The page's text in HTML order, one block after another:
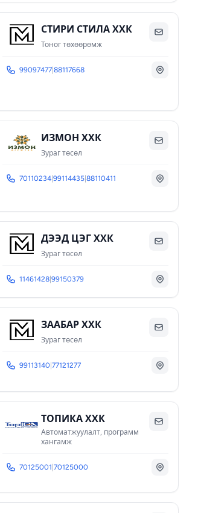
СТИРИ СТИЛА ХХК
Тоног төхөөрөмж
99097477| 88117668
ИЗМОН ХХК
Зураг төсөл
70110234| 99114435| 88110411
ДЭЭД ЦЭГ ХХК
Зураг төсөл
11461428| 99150379
ЗААБАР ХХК
Зураг төсөл
99113140 77121277
ТОПИКА ХХК
Автоматжуулалт, программ
хангамж
70125001 70125000